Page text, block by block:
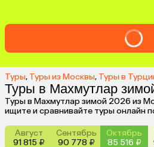
Туры, Туры из Москвы, Туры в
Туры в Махмутлар
Туры в Махмутлар зимой 2026 из
ищите и сравнивайте туры онлайн
Август
91 815 ₽
Сентябрь
90 778 ₽
Октябрь
85 516 ₽